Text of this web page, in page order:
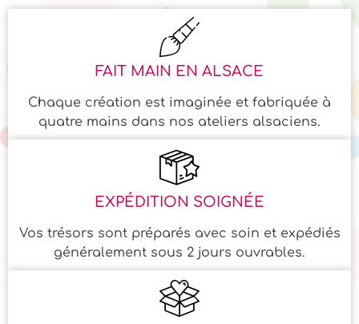
FAIT MAIN EN ALSACE
Chaque création est imaginée et fabriquée à
quatre mains dans nos ateliers alsaciens.
EXPÉDITION SOIGNÉE
Vos trésors sont préparés avec soin et expédiés
généralement sous 2 jours ouvrables.